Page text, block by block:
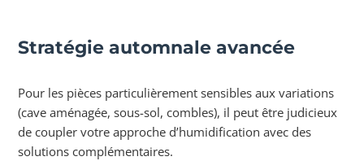
Stratégie automnale avancée
Pour les pièces particulièrement sensibles aux variations
(cave aménagée, sous-sol, combles), il peut être judicieux
de coupler votre approche d’humidification avec des
solutions complémentaires.